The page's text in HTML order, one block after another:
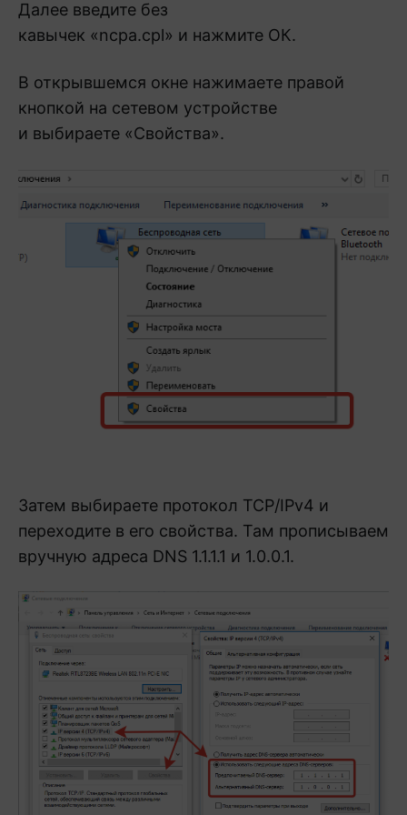
Далее введите без
кавычек «ncpa.cpl» и нажмите ОК.
В открывшемся окне нажимаете правой
кнопкой на сетевом устройстве
и выбираете «Свойства».
Затем выбираете протокол TCP/IPv4 и
переходите в его свойства. Там прописываем
вручную адреса DNS 1.1.1.1 и 1.0.0.1.